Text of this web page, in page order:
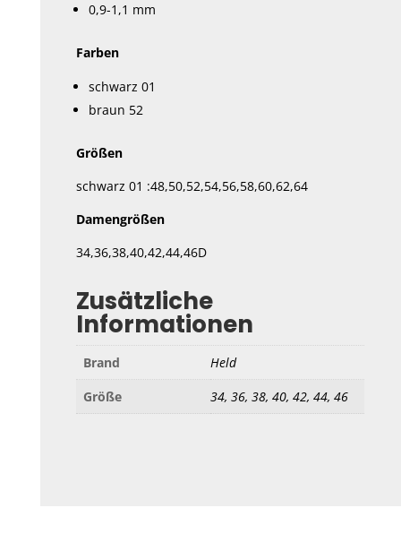
0,9-1,1 mm
Farben
schwarz 01
braun 52
Größen
schwarz 01 :48,50,52,54,56,58,60,62,64
Damengrößen
34,36,38,40,42,44,46D
Zusätzliche
Informationen
Brand
Held
Größe
34, 36, 38, 40, 42, 44, 46